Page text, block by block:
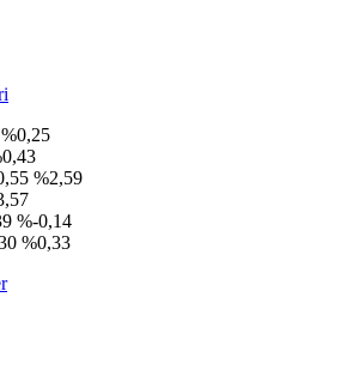
%0,25
%2,59
%-0,14
%0,33